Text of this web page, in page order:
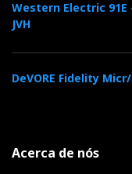
Western Electric
JVH
DeVORE Fidelity
Acerca de nós